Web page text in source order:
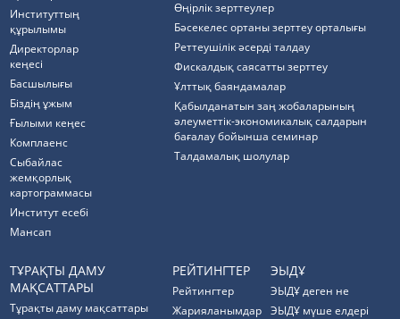
Институттың
құрылымы
Директорлар
кеңесі
Басшылығы
Біздің ұжым
Ғылыми кеңес
Комплаенс
Cыбайлас
жемқорлық
картограммасы
Институт есебі
Мансап
Өңірлік зерттеулер
Бәсекелес ортаны зерттеу орталығы
Реттеушілік әсерді талдау
Фискалдық саясатты зерттеу
Ұлттық баяндамалар
Қабылданатын заң жобаларының
әлеуметтік-экономикалық салдарын
бағалау бойынша семинар
Талдамалық шолулар
ТҰРАҚТЫ ДАМУ
МАҚСАТТАРЫ
Тұрақты даму мақсаттары
РЕЙТИНГТЕР
Рейтингтер
Жарияланымдар
ЭЫДҰ
ЭЫДҰ деген не
ЭЫДҰ мүше елдері